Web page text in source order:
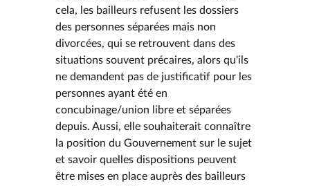
cela, les bailleurs refusent les dossiers
des personnes séparées mais non
divorcées, qui se retrouvent dans des
situations souvent précaires, alors qu'ils
ne demandent pas de justificatif pour les
personnes ayant été en
concubinage/union libre et séparées
depuis. Aussi, elle souhaiterait connaître
la position du Gouvernement sur le sujet
et savoir quelles dispositions peuvent
être mises en place auprès des bailleurs